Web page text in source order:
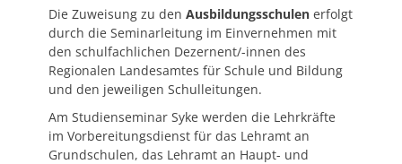
Die Zuweisung zu den Ausbildungsschulen erfolgt
durch die Seminarleitung im Einvernehmen mit
den schulfachlichen Dezernent/-innen des
Regionalen Landesamtes für Schule und Bildung
und den jeweiligen Schulleitungen.
Am Studienseminar Syke werden die Lehrkräfte
im Vorbereitungsdienst für das Lehramt an
Grundschulen, das Lehramt an Haupt- und